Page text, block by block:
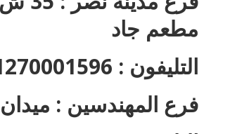
مطعم جاد
التليفون : 01270001596
فرع المهندسين :